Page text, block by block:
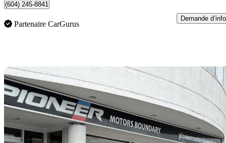
(604) 245-8841
Partenaire CarGurus
Demande d’info